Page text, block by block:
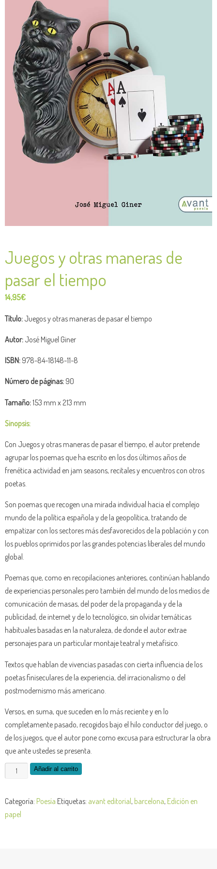
Juegos y otras maneras de
pasar el tiempo
14,95€
Título:Juegos y otras maneras de pasar el tiempo
Autor:José Miguel Giner
ISBN:978-84-18148-11-8
Número de páginas:90
Tamaño:153 mm x 213 mm
Sinopsis:
Con Juegos y otras maneras de pasar el tiempo, el autor pretende
agrupar los poemas que ha escrito en los dos últimos años de
frenética actividad en jam seasons, recitales y encuentros con otros
poetas.
Son poemas que recogen una mirada individual hacia el complejo
mundo de la política española y de la geopolítica, tratando de
empatizar con los sectores más desfavorecidos de la población y con
los pueblos oprimidos por las grandes potencias liberales del mundo
global.
Poemas que, como en recopilaciones anteriores, continúan hablando
de experiencias personales pero también del mundo de los medios de
comunicación de masas, del poder de la propaganda y de la
publicidad, de internet y de lo tecnológico, sin olvidar temáticas
habituales basadas en la naturaleza, de donde el autor extrae
personajes para un particular montaje teatral y metafísico.
Textos que hablan de vivencias pasadas con cierta influencia de los
poetas finiseculares de la experiencia, del irracionalismo o del
postmodernismo más americano.
Versos, en suma, que suceden en lo más reciente y en lo
completamente pasado, recogidos bajo el hilo conductor del juego, o
de los juegos, que el autor pone como excusa para estructurar la obra
que ante ustedes se presenta.
Juegos
y
maneras
de
Añadir al carrito
Categoría: Poesía Etiquetas: avant editorial, barcelona, Edición en
papel